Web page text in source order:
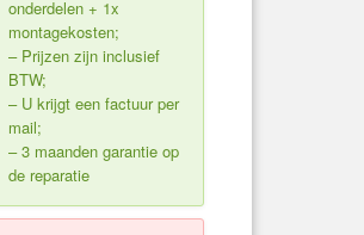
onderdelen + 1x
montagekosten;
– Prijzen zijn inclusief
BTW;
– U krijgt een factuur per
mail;
– 3 maanden garantie op
de reparatie